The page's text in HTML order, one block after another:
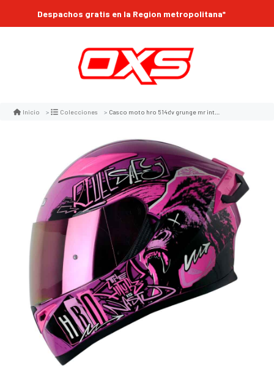
Despachos gratis en la Region metropolitana*
Inicio Colecciones Casco moto hro 514dv grunge mr integral sun visor